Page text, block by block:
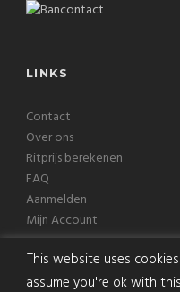
LINKS
Contact
Over ons
Ritprijs berekenen
FAQ
Aanmelden
Mijn Account
This website uses
assume you're ok with